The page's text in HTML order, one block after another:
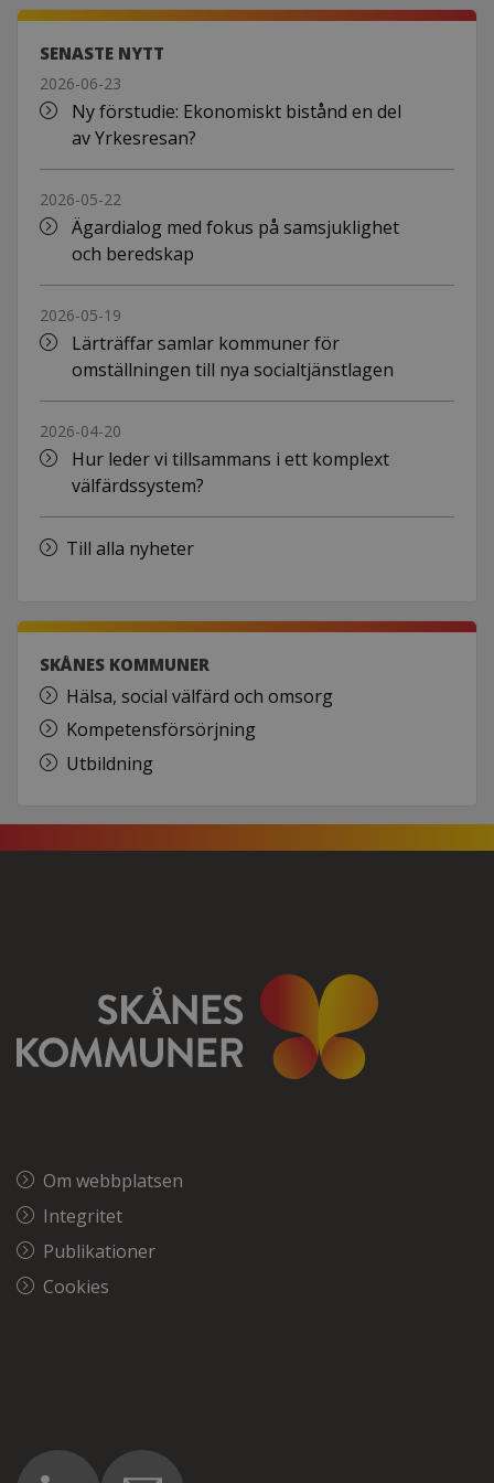
SENASTE NYTT
2026-06-23
Ny förstudie: Ekonomiskt bistånd en del
av Yrkesresan?
2026-05-22
Ägardialog med fokus på samsjuklighet
och beredskap
2026-05-19
Lärträffar samlar kommuner för
omställningen till nya socialtjänstlagen
2026-04-20
Hur leder vi tillsammans i ett komplext
välfärdssystem?
Till alla nyheter
SKÅNES KOMMUNER
Hälsa, social välfärd och omsorg
Kompetensförsörjning
Utbildning
Om webbplatsen
Integritet
Publikationer
Cookies